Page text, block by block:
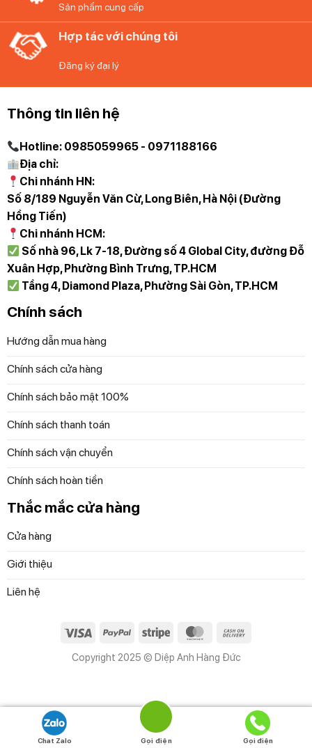
Sản phẩm cung cấp
Hợp tác với chúng tôi
Đăng ký đại lý
Thông tin liên hệ
Hotline: 0985059965 - 0971188166
Địa chỉ:
Chi nhánh HN:
Số 8/189 Nguyễn Văn Cừ, Long Biên, Hà Nội (Đường
Hồng Tiến)
Chi nhánh HCM:
Số nhà 96, Lk 7-18, Đường số 4 Global City, đường Đỗ
Xuân Hợp, Phường Bình Trưng, TP.HCM
Tầng 4, Diamond Plaza, Phường Sài Gòn, TP.HCM
Chính sách
Hướng dẫn mua hàng
Chính sách cửa hàng
Chính sách bảo mật 100%
Chính sách thanh toán
Chính sách vận chuyển
Chính sách hoàn tiền
Thắc mắc cửa hàng
Cửa hàng
Giới thiệu
Liên hệ
Visa PayPal Stripe MasterCard
Copyright 2025 © Diệp Anh Hàng Đức
Chat Zalo Gọi điện Gọi điện